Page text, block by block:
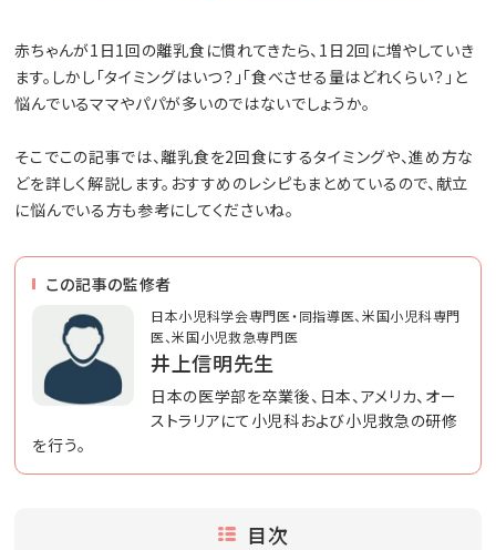
赤ちゃんが1日1回の離乳食に慣れてきたら、1日2回に増やしていき
ます。しかし「タイミングはいつ？」「食べさせる量はどれくらい？」と
悩んでいるママやパパが多いのではないでしょうか。
そこでこの記事では、離乳食を2回食にするタイミングや、進め方な
どを詳しく解説します。おすすめのレシピもまとめているので、献立
に悩んでいる方も参考にしてくださいね。
この記事の監修者
日本小児科学会専門医・同指導医、米国小児科専門
医、米国小児救急専門医
井上信明先生
日本の医学部を卒業後、日本、アメリカ、オー
ストラリアにて小児科および小児救急の研修
を行う。
目次